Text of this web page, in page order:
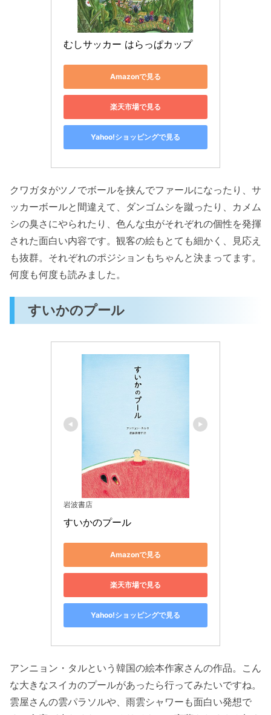
むしサッカー はらっぱカップ
Amazonで見る
楽天市場で見る
Yahoo!ショッピングで見る
クワガタがツノでボールを挟んでファールになったり、サ
ッカーボールと間違えて、ダンゴムシを蹴ったり、カメム
シの臭さにやられたり、色んな虫がそれぞれの個性を発揮
された面白い内容です。観客の絵もとても細かく、見応え
も抜群。それぞれのポジションもちゃんと決まってます。
何度も何度も読みました。
すいかのプール
岩波書店
すいかのプール
Amazonで見る
楽天市場で見る
Yahoo!ショッピングで見る
アンニョン・タルという韓国の絵本作家さんの作品。こん
な大きなスイカのプールがあったら行ってみたいですね。
雲屋さんの雲パラソルや、雨雲シャワーも面白い発想で